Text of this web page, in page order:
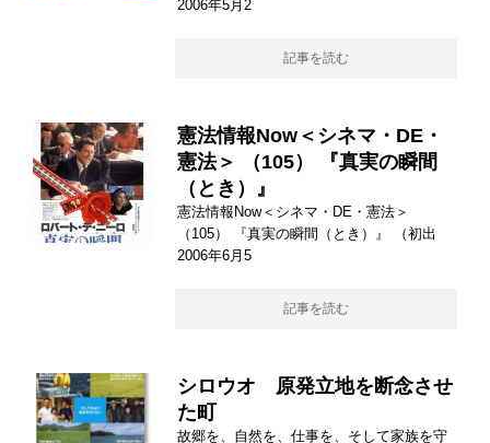
2006年5月2
記事を読む
憲法情報Now＜シネマ・DE・
憲法＞ （105） 『真実の瞬間
（とき）』
憲法情報Now＜シネマ・DE・憲法＞
（105） 『真実の瞬間（とき）』 （初出
2006年6月5
記事を読む
シロウオ 原発立地を断念させ
た町
故郷を、自然を、仕事を、そして家族を守